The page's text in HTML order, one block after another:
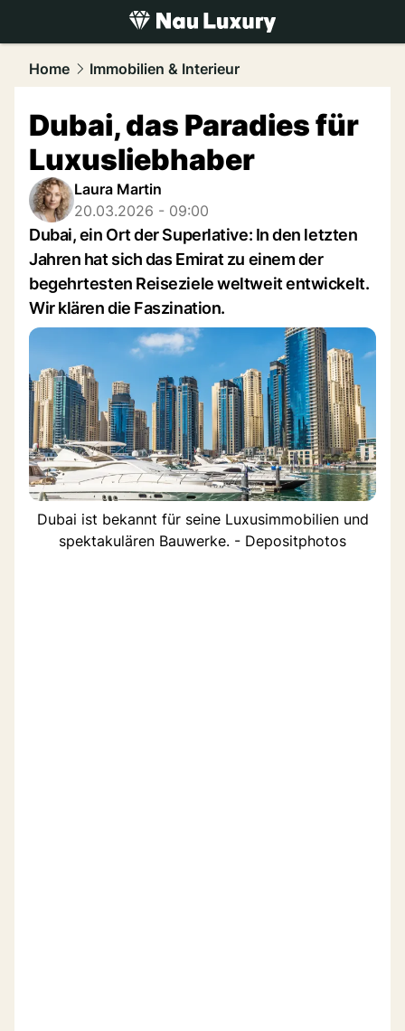
luxury.NAU.ch
Home Immobilien & Interieur
Dubai, das Paradies für
Luxusliebhaber
Laura Martin
20.03.2026 - 09:00
Dubai, ein Ort der Superlative: In den letzten
Jahren hat sich das Emirat zu einem der
begehrtesten Reiseziele weltweit entwickelt.
Wir klären die Faszination.
Dubai ist bekannt für seine Luxusimmobilien und
spektakulären Bauwerke. - Depositphotos